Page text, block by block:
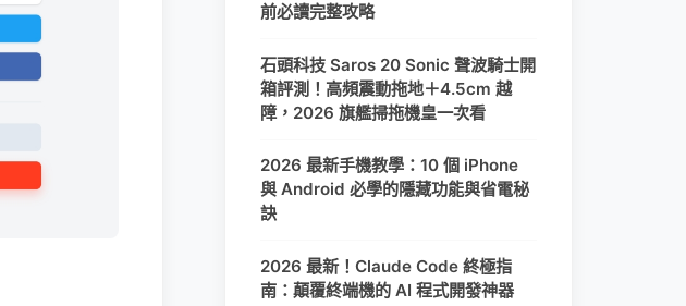
前必讀完整攻略
石頭科技 Saros 20 Sonic 聲波騎士開
箱評測！高頻震動拖地＋4.5cm 越
障，2026 旗艦掃拖機皇一次看
2026 最新手機教學：10 個 iPhone
與 Android 必學的隱藏功能與省電秘
訣
2026 最新！Claude Code 終極指
南：顛覆終端機的 AI 程式開發神器